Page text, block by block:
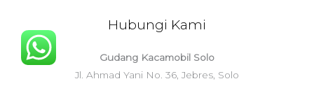
Hubungi Kami
Gudang Kacamobil Solo
Jl. Ahmad Yani No. 36, Jebres, Solo